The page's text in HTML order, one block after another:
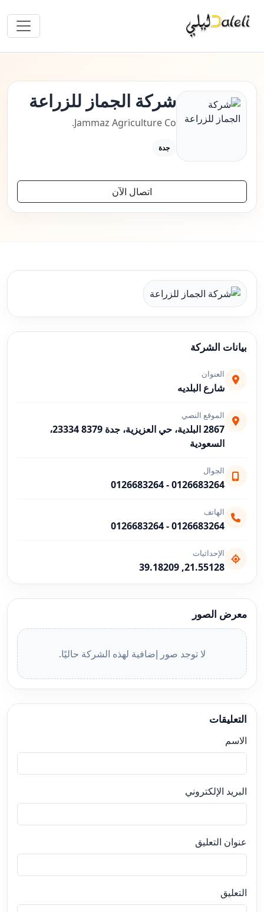
شركة الجماز للزراعة
Jammaz Agriculture Co.
جدة
اتصال الآن
بيانات الشركة
العنوان
شارع البلديه
الموقع النصي
2867 البلدية، حي العزيزية، جدة 23334 8379،
السعودية
الجوال
0126683264
-
0126683264
الهاتف
0126683264
-
0126683264
الإحداثيات
21.55128, 39.18209
معرض الصور
لا توجد صور إضافية لهذه الشركة حاليًا.
التعليقات
الاسم
البريد الإلكتروني
عنوان التعليق
التعليق